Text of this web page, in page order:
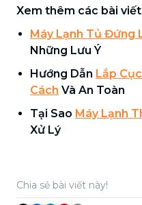
Xem thêm các bài
Máy Lạnh Tủ Đứng
Những Lưu Ý
Hướng Dẫn Lắp
Cách Và An Toàn
Tại Sao Máy Lạnh
Xử Lý
Chia sẻ bài viết này!